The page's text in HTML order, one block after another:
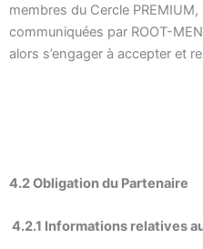
membres du Cercle
communiquées par ROOT-
alors s’engager à accepter et
4.2 Obligation du Partenaire
4.2.1 Informations relatives